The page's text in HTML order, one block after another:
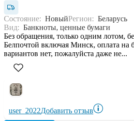
Состояние: НовыйРегион: Беларусь
Вид: Банкноты, ценные бумаги
Без обращения, только одним лотом,
Белпочтой включая Минск, оплата на
вариантов нет, пожалуйста даже не...
user_2022Добавить отзыв